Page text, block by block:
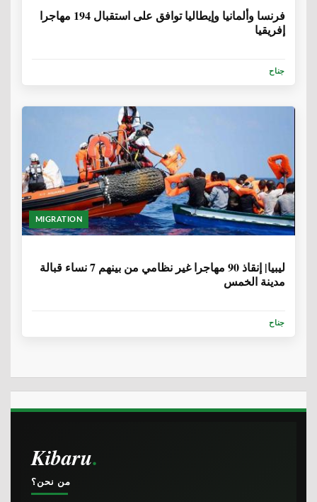
فرنسا وألمانيا وإيطاليا توافق على استقبال 194 مهاجرا
إفريقيا
جناح
MIGRATION
ليبيا| إنقاذ 90 مهاجرا غير نظامي من بينهم 7 نساء قبالة
مدينة الخمس
جناح
Kibaru
من نحن؟